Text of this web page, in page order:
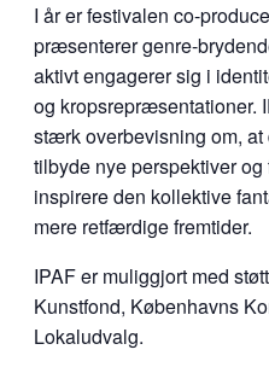
I år er festivalen co-
præsenterer genre-
aktivt engagerer sig i
og kropsrepræsentationer.
stærk overbevisning om,
tilbyde nye perspektiver
inspirere den kollektive
mere retfærdige fremtider.
IPAF er muliggjort med
Kunstfond, Københavns
Lokaludvalg.